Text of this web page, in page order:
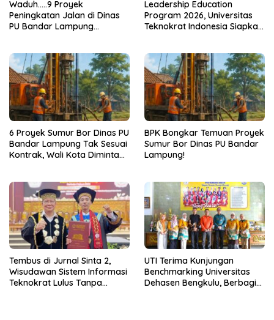
Waduh…..9 Proyek
Peningkatan Jalan di Dinas
PU Bandar Lampung
Leadership Education
Program 2026, Universitas
Teknokrat Indonesia Siapkan
6 Proyek Sumur Bor Dinas PU
Bandar Lampung Tak Sesuai
Kontrak, Wali Kota Diminta
BPK Bongkar Temuan Proyek
Sumur Bor Dinas PU Bandar
Lampung!
Tembus di Jurnal Sinta 2,
Wisudawan Sistem Informasi
Teknokrat Lulus Tanpa
UTI Terima Kunjungan
Benchmarking Universitas
Dehasen Bengkulu, Berbagi